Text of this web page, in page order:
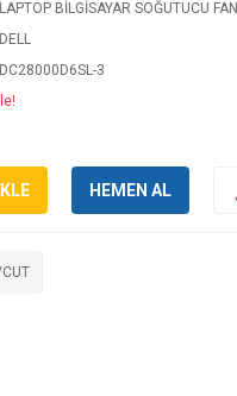
LAPTOP BİLGİSAYAR SOĞUTUCU FAN
DELL
DC28000D6SL-3
HEMEN AL